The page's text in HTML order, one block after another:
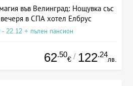
във Велинград: Нощувка със
в СПА хотел Елбрус
22.12 + пълен пансион
62.50
€ / 122.24
лв.